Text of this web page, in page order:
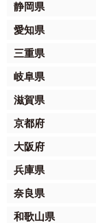
静岡県
愛知県
三重県
岐阜県
滋賀県
京都府
大阪府
兵庫県
奈良県
和歌山県